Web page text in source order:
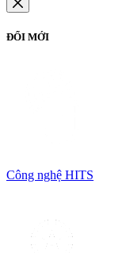
ĐỔI MỚI
Công nghệ HITS